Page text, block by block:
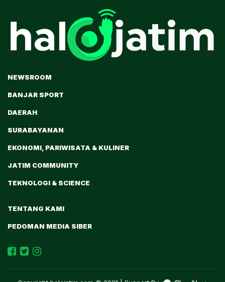
NEWSROOM
BANJAR SPORT
DAERAH
SURABAYANAN
EKONOMI, PARIWISATA & KULINER
JATIM COMMUNITY
TEKNOLOGI & SCIENCE
TENTANG KAMI
PEDOMAN MEDIA SIBER